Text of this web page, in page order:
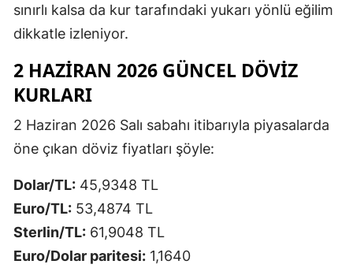
sınırlı kalsa da kur tarafındaki yukarı yönlü eğilim
dikkatle izleniyor.
2 HAZIRAN 2026 GÜNCEL DÖVIZ
KURLARI
2 Haziran 2026 Salı sabahı itibarıyla piyasalarda
öne çıkan döviz fiyatları şöyle:
Dolar/TL: 45,9348 TL
Euro/TL: 53,4874 TL
Sterlin/TL: 61,9048 TL
Euro/Dolar paritesi: 1,1640